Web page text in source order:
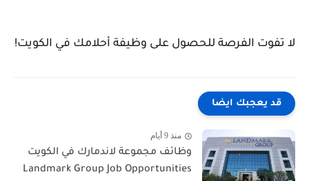
لا تفوت الفرصة للحصول على وظيفة أحلامك في الكويت!
قد يعجبك ايضا
منذ 9 أيام
وظائف مجموعة لاندمارك في الكويت
Landmark Group Job Opportunities